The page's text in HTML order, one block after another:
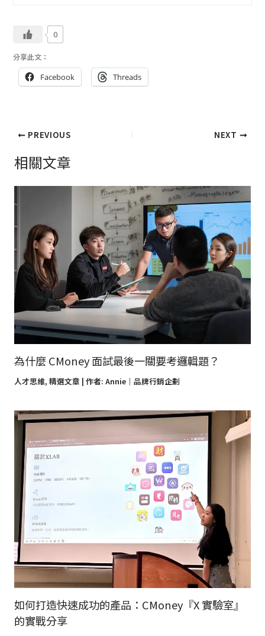
0
分享此文：
Facebook Threads
PREVIOUS NEXT
相關文章
為什麼 CMoney 面試最後一關要考邏輯題？
人才思維, 精選文章 | 作者: Annie｜品牌行銷企劃
如何打造快速成功的產品：CMoney『X 實驗室』
的實戰分享